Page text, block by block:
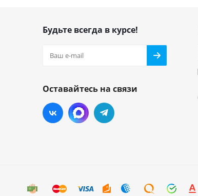
Будьте всегда в курсе!
Оставайтесь на связи